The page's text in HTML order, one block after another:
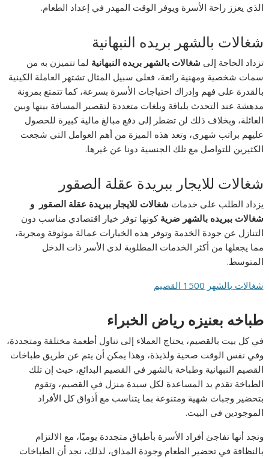
الذي يعزز راحة الأسرة ويوفر الوقت المهدر في إعداد الطعام.
شغالات بالشهر بريده النبهانية
تزداد الحاجة إلى شغالات بالشهر بريده النبهانية لما تتميزن به من
سمات شخصية ومهنية رائعة، فعلى سبيل المثال تشتهر العاملة الكينية
بالقدرة على فهم وإدراك احتياجات الأسرة بسرعة، كما تتمتع بمرونة
مدهشة عند التحدث بلباقة وبلغات متعددة لتقصير المسافة بينها وبين
العائلة، وبخلاف ذلك لن تضطر إلى دفع مبالغ مالية كبيرة للحصول
عليهم براتب شهري، وتعد هذه الميزة من أهم العوامل التي شجعت
الكثيرين للتواصل مع تلك الجنسية دونا عن غيرها.
شغالات للايجار ببريدة عقلة الصقور
يزداد الطلب على خدمات شغالات للايجار ببريدة عقلة الصقور و
شغالات ببريده بالشهر ضريةكونها توفر خيار اقتصادي مناسب دون
التنازل عن جودة الخدمة وتوفر هذه الخيارات عمالة موثوقة ومجربة،
مما يجعلها من أكثر الخدمات المطلوبة لدى الأسر ذات الدخل
المتوسط.
شغالات بالشهر 1500 القصيم
طباخه بعنيزه رياض الخبراء
في كل بيت بالقصيم، يحتاج العملاء إلى تناول أطعمة مختلفة ومتجددة،
وفي نفس الوقت صحية ولذيذة، وهذا يمكن أن يتم عن طريق طباخات
القصيم النبهانية وطباخة بالشهر في القصيم البدائع، حيث إن تلك
الطباخة تقدم يد المساعدة لكل سيدة منزل في القصيم، وتقوم
بتحضير وجبات شهية ومتنوعة بما يتناسب مع أذواق كل الأفراد
الموجودين في البيت.
ونجد أنها تفاجئ أفراد الأسرة بأطباق متجددة يوميًا، مع الالتزام
بالنظافة في تحضير الطعام وجودة المذاق، لذلك، نجد أن الطباخات